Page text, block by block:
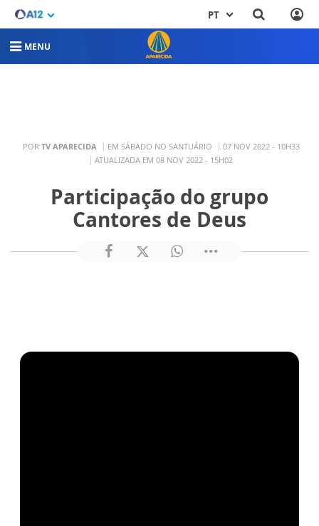
PT
MENU
POR TV APARECIDA EM SÁBADO NO SANTUÁRIO
07 NOV 2022 - 10H33
ATUALIZADA EM 08 NOV 2022 - 15H02
Participação do grupo
Cantores de Deus